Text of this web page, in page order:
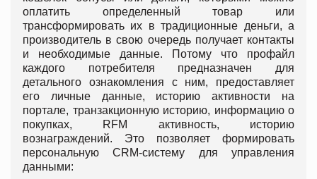
оплатить определенный товар или
трансформировать их в традиционные деньги, а
производитель в свою очередь получает контакты
и необходимые данные. Потому что профайл
каждого потребителя предназначен для
детального ознакомления с ним, предоставляет
его личные данные, историю активности на
портале, транзакционную историю, информацию о
покупках, RFM активность, историю
вознаграждений. Это позволяет формировать
персональную CRM-систему для управления
данными: